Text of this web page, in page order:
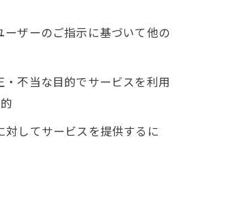
ザーのご指示に基づいて他の
不当な目的でサービスを利用
してサービスを提供するに